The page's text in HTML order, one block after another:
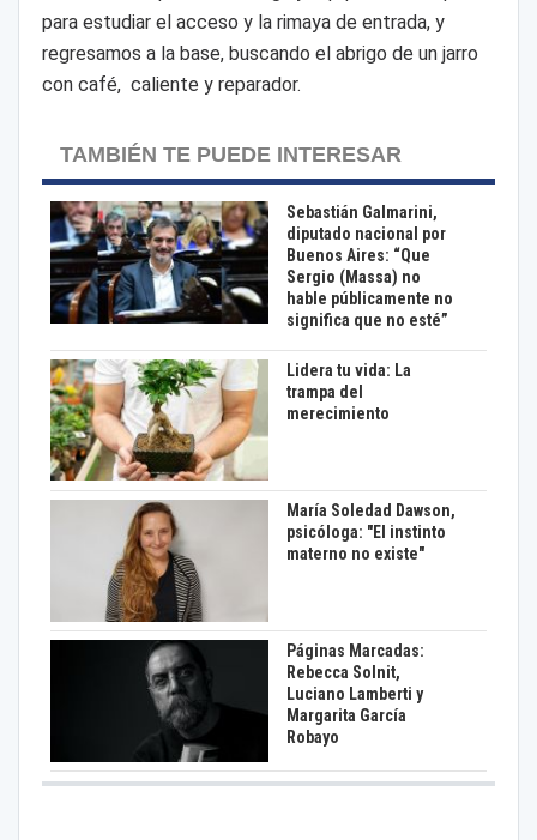
para estudiar el acceso y la rimaya de entrada, y
regresamos a la base, buscando el abrigo de un jarro
con café, caliente y reparador.
TAMBIÉN TE PUEDE INTERESAR
Sebastián Galmarini,
diputado nacional por
Buenos Aires: “Que
Sergio (Massa) no
hable públicamente no
significa que no esté”
Lidera tu vida: La
trampa del
merecimiento
María Soledad Dawson,
psicóloga: "El instinto
materno no existe"
Páginas Marcadas:
Rebecca Solnit,
Luciano Lamberti y
Margarita García
Robayo